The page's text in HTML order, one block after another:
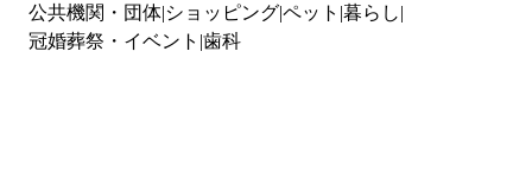
公共機関・団体 ショッピングペット 暮らし
冠婚葬祭・イベント 歯科